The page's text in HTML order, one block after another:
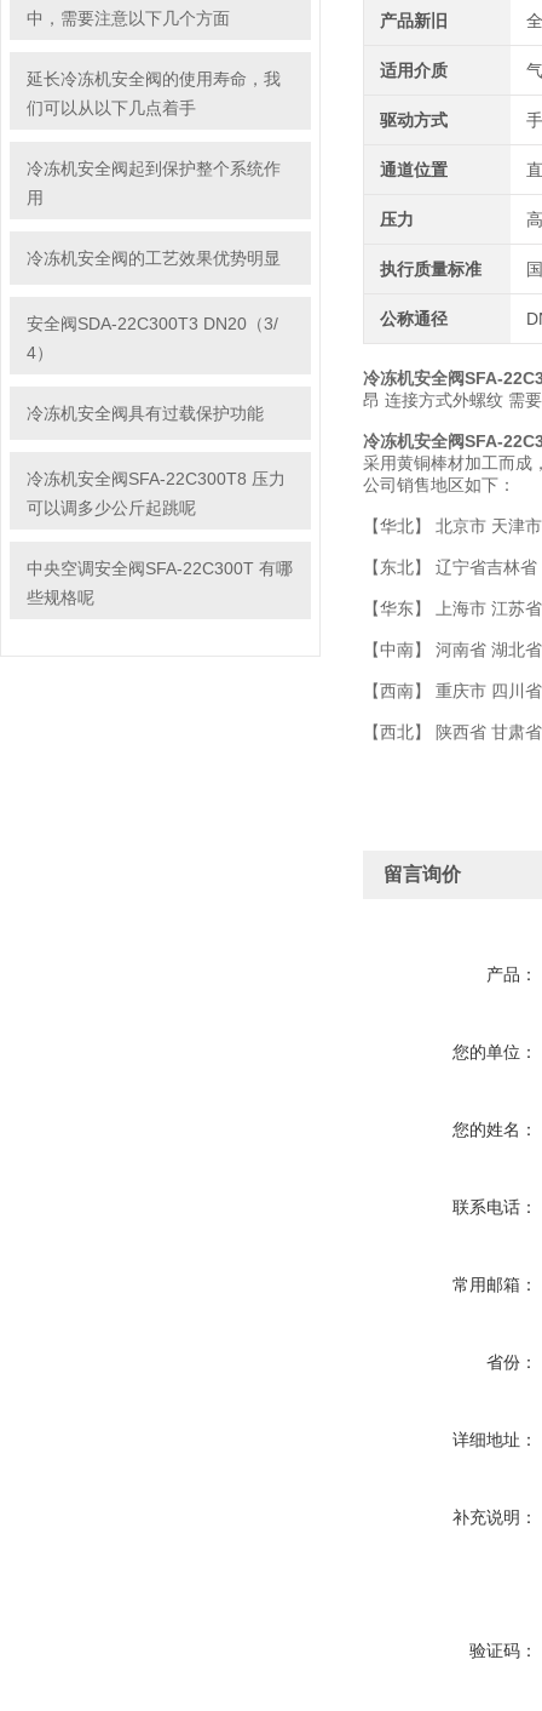
中，需要注意以下几个方面
延长冷冻机安全阀的使用寿命，我
们可以从以下几点着手
冷冻机安全阀起到保护整个系统作
用
冷冻机安全阀的工艺效果优势明显
安全阀SDA-22C300T3 DN20（3/
4）
冷冻机安全阀具有过载保护功能
冷冻机安全阀SFA-22C300T8 压力
可以调多少公斤起跳呢
中央空调安全阀SFA-22C300T 有哪
些规格呢
产品新旧
适用介质
驱动方式
通道位置
压力
执行质量标准
公称通径
冷冻机安全阀SFA-
昂 连接方式外螺纹 需
冷冻机安全阀SFA-
采用黄铜棒材加工而成
公司销售地区如下：
【华北】 北京市 天津
【东北】 辽宁省吉林
【华东】 上海市 江苏
【中南】 河南省 湖北
【西南】 重庆市 四川
【西北】 陕西省 甘肃
留言询价
产品：
您的单位：
您的姓名：
联系电话：
常用邮箱：
省份：
详细地址：
补充说明：
验证码：